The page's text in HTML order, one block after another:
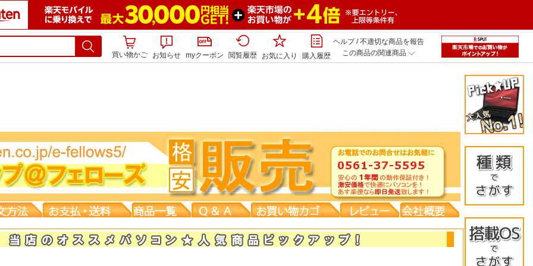
買い物かご お知らせ myクーポン 閲覧履歴 お気に入り 購入履歴
ヘルプ/不適切な商品を報告
この商品の関連商品
デスクト
Ａ４ノ
Ｂ５ノ
液晶モ
タブレ